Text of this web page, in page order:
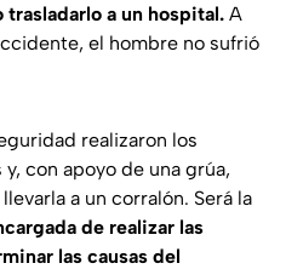
trasladarlo a un hospital. A
el hombre no sufrió
realizaron los
con apoyo de una grúa,
a un corralón. Será la
de realizar las
las causas del